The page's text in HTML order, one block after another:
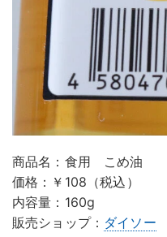
商品名：食用 こめ油
価格：￥108（税込）
内容量：160g
販売ショップ： ダイソー